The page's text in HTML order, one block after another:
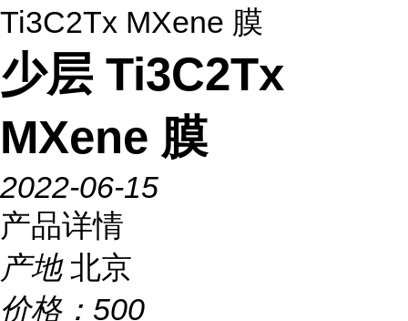
Ti3C2Tx MXene 膜
少层 Ti3C2Tx
MXene 膜
2022-06-15
产品详情
产地 北京
价格： 500